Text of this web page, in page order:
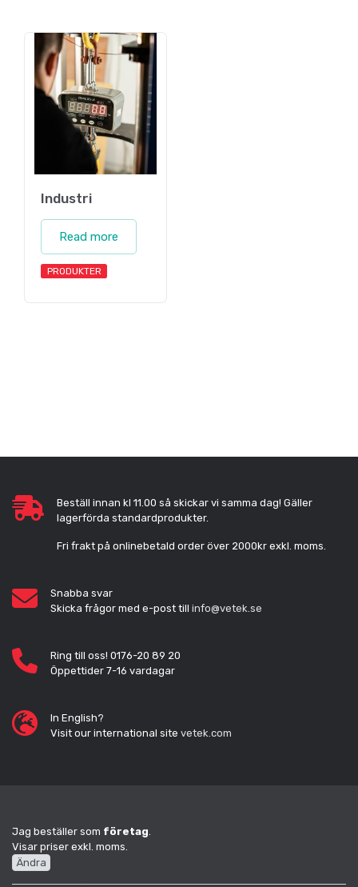
Industri
Read more
PRODUKTER
Beställ innan kl 11.00 så skickar vi samma dag! Gäller
lagerförda standardprodukter.
Fri frakt på onlinebetald order över 2000kr exkl. moms.
Snabba svar
Skicka frågor med e-post till info@vetek.se
Ring till oss! 0176-20 89 20
Öppettider 7-16 vardagar
In English?
Visit our international site vetek.com
Jag beställer som företag
Visar priser exkl. moms.
Ändra